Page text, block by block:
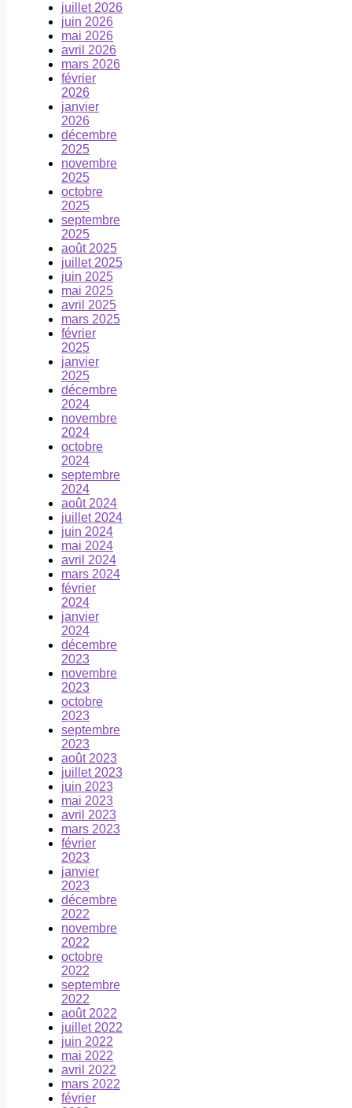
juillet 2026
juin 2026
mai 2026
avril 2026
mars 2026
février
2026
janvier
2026
décembre
2025
novembre
2025
octobre
2025
septembre
2025
août 2025
juillet 2025
juin 2025
mai 2025
avril 2025
mars 2025
février
2025
janvier
2025
décembre
2024
novembre
2024
octobre
2024
septembre
2024
août 2024
juillet 2024
juin 2024
mai 2024
avril 2024
mars 2024
février
2024
janvier
2024
décembre
2023
novembre
2023
octobre
2023
septembre
2023
août 2023
juillet 2023
juin 2023
mai 2023
avril 2023
mars 2023
février
2023
janvier
2023
décembre
2022
novembre
2022
octobre
2022
septembre
2022
août 2022
juillet 2022
juin 2022
mai 2022
avril 2022
mars 2022
février